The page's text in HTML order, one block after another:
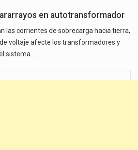
en autotransformador
las corrientes de sobrecarga hacia tierra,
voltaje afecte los transformadores y
sistema.…